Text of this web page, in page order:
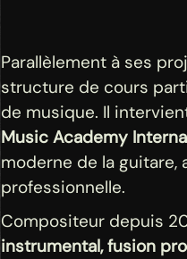
Parallèlement à ses
structure de cours
de musique. Il
Music Academy
moderne de la guitare,
professionnelle.
Compositeur depuis
instrumental, fusion